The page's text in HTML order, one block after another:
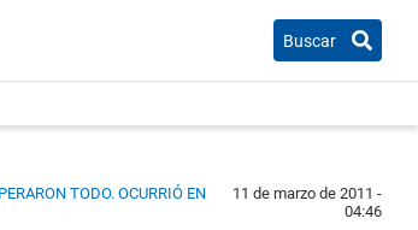
Buscar
TODO. OCURRIÓ EN
11 de marzo de 2011 -
04:46